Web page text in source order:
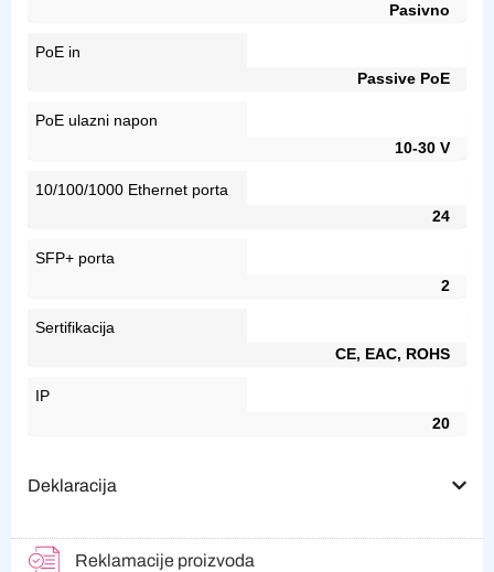
Pasivno
PoE in
Passive PoE
PoE ulazni napon
10-30 V
10/100/1000 Ethernet porta
24
SFP+ porta
2
Sertifikacija
CE, EAC, ROHS
IP
20
Deklaracija
Reklamacije proizvoda